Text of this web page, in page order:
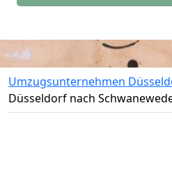
Umzugsunternehmen
Düsseldorf nach